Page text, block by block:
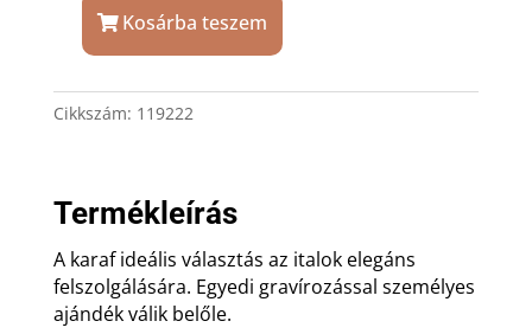
vizes
karaf
mennyiség
Kosárba teszem
Cikkszám: 119222
Termékleírás
A karaf ideális választás az italok elegáns
felszolgálására. Egyedi gravírozással személyes
ajándék válik belőle.